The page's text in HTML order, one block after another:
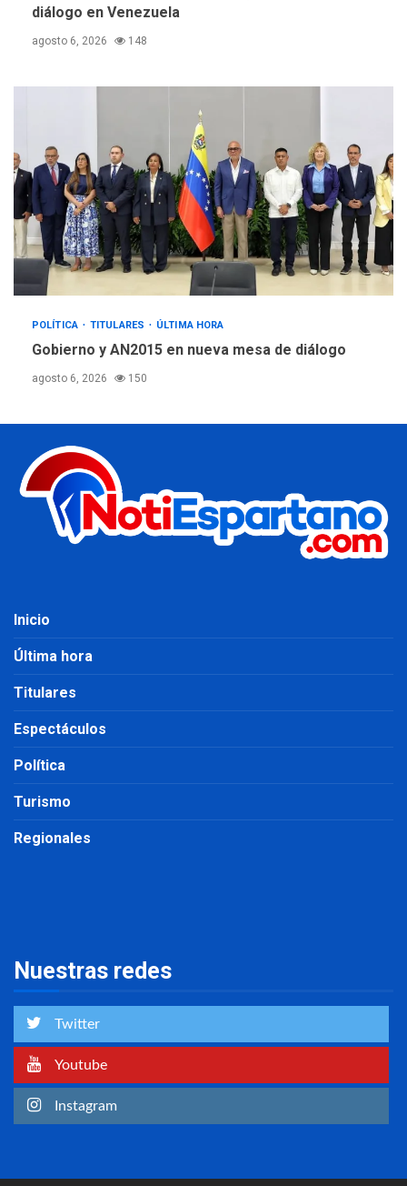
diálogo en Venezuela
agosto 6, 2026 148
POLÍTICA TITULARES ÚLTIMA HORA
Gobierno y AN2015 en nueva mesa de diálogo
agosto 6, 2026 150
Inicio
Última hora
Titulares
Espectáculos
Política
Turismo
Regionales
Nuestras redes
Twitter
Youtube
Instagram